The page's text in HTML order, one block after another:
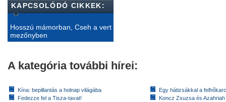
KAPCSOLÓDÓ CIKKEK:
Hosszú mámorban, Cseh a vert
mezőnyben
A kategória további hírei:
Kína: bepillantás a holnap világába
Fedezze fel a Tisza-tavat!
Egy hátizsákkal a
Koncz Zsuzsa és